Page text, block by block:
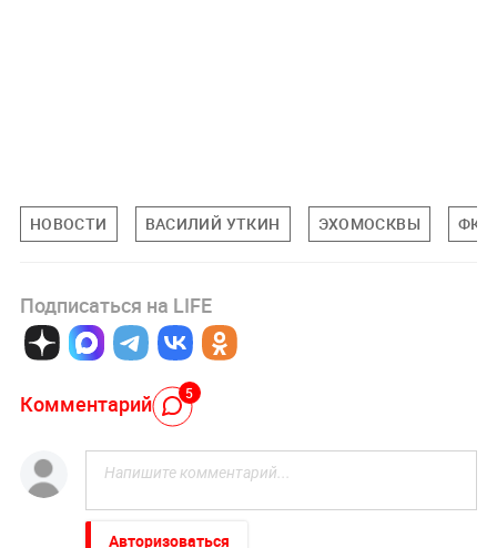
НОВОСТИ ВАСИЛИЙ УТКИН ЭХОМОСКВЫ ФК
Подписаться на LIFE
Комментарий 5
Авторизоваться